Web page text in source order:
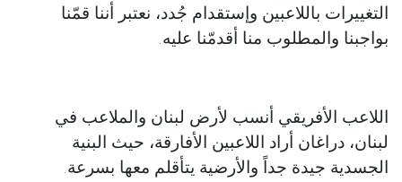
التغييرات باللاعبين وإستقدام جُدد، نعتبر أننا قمّنا
بواجبنا والمطلوب منا أقدمّنا عليه.
اللاعب الأفريقي أنسب لأرض لبنان والملاعب في
لبنان، دراغان أراد اللاعبين الأفارقة، حيث البنية
الجسدية جيدة جداً والأرضية يتأقلم معها بسرعة.